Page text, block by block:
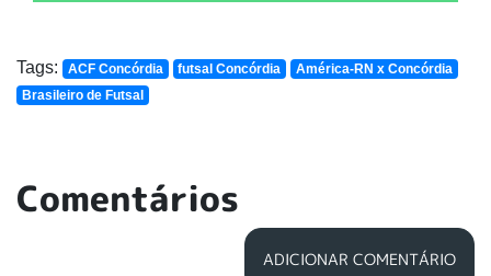
Tags: ACF Concórdia futsal Concórdia
América-RN x Concórdia
Brasileiro de Futsal
Comentários
ADICIONAR COMENTÁRIO